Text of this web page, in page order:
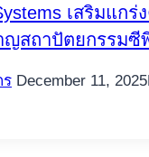
เสริมแกร่
ญสถาปัตยกรรมซี
December 11, 2025